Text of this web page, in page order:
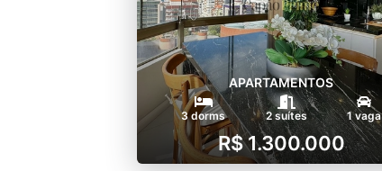
APARTAMENTOS
3 dorms 2 suítes 1 vaga
R$ 1.300.000